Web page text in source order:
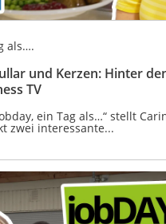
als….
und Kerzen: Hinter
TV
ein Tag als…“ stellt
zwei interessante...